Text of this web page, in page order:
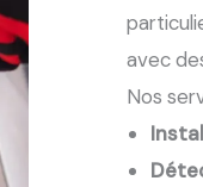
avec
Nos